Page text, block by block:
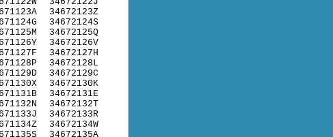
34672123Z
34672124S
34672125Q
34672126V
34672127H
34672128L
34672129C
34672130K
34672131E
34672132T
34672133R
34672134W
34672135A